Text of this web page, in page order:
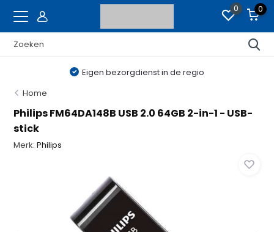
0 0
Eigen bezorgdienst in de regio
Home
Philips FM64DA148B USB 2.0 64GB 2-in-1 - USB-
stick
Merk:Philips